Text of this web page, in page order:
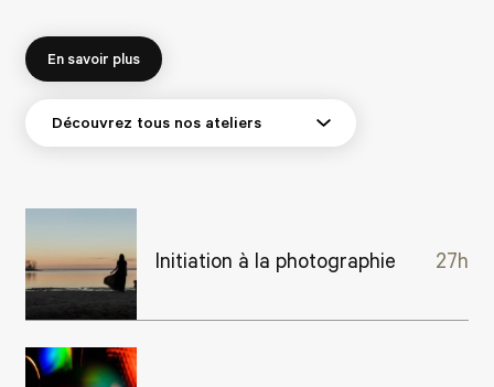
En savoir plus
Initiation à la photographie 27h